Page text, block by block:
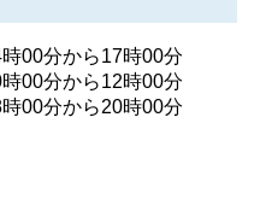
00分から17時00分
00分から12時00分
00分から20時00分